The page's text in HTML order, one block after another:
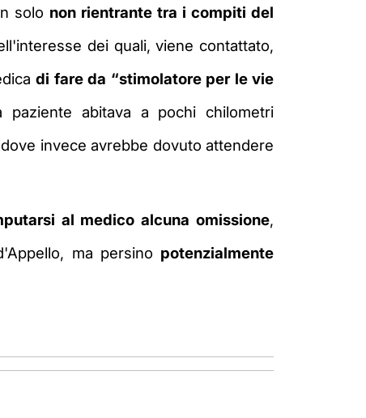
solo non rientrante tra i compiti del
dei quali, viene contattato,
di fare da “stimolatore per le vie
abitava a pochi chilometri
invece avrebbe dovuto attendere
al medico alcuna omissione,
ma persino potenzialmente